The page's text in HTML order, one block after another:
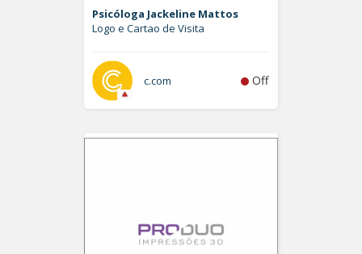
Psicóloga Jackeline Mattos
Logo e Cartao de Visita
c.com Off